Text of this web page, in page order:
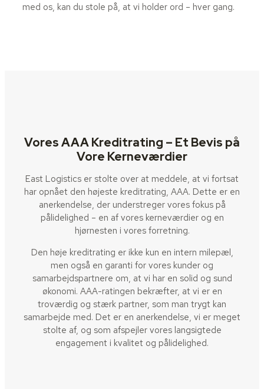
med os, kan du stole på, at vi holder ord – hver gang.
Vores AAA Kreditrating – Et Bevis på
Vore Kerneværdier
East Logistics er stolte over at meddele, at vi fortsat
har opnået den højeste kreditrating, AAA. Dette er en
anerkendelse, der understreger vores fokus på
pålidelighed – en af vores kerneværdier og en
hjørnesten i vores forretning.
Den høje kreditrating er ikke kun en intern milepæl,
men også en garanti for vores kunder og
samarbejdspartnere om, at vi har en solid og sund
økonomi. AAA-ratingen bekræfter, at vi er en
troværdig og stærk partner, som man trygt kan
samarbejde med. Det er en anerkendelse, vi er meget
stolte af, og som afspejler vores langsigtede
engagement i kvalitet og pålidelighed.